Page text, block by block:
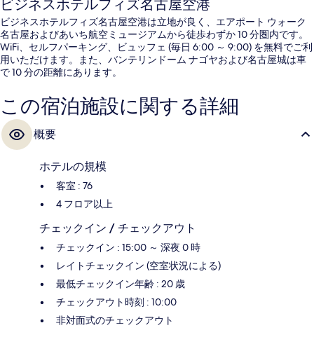
ビジネスホテルフィズ名古屋空港
ビジネスホテルフィズ名古屋空港は立地が良く、エアポート ウォーク
名古屋およびあいち航空ミュージアムから徒歩わずか 10 分圏内です。
WiFi、セルフパーキング、ビュッフェ (毎日 6:00 ～ 9:00) を無料でご利
用いただけます。また、バンテリンドーム ナゴヤおよび名古屋城は車
で 10 分の距離にあります。
この宿泊施設に関する詳細
概要
ホテルの規模
客室 : 76
4 フロア以上
チェックイン / チェックアウト
チェックイン : 15:00 ～ 深夜 0 時
レイトチェックイン (空室状況による)
最低チェックイン年齢 : 20 歳
チェックアウト時刻 : 10:00
非対面式のチェックアウト